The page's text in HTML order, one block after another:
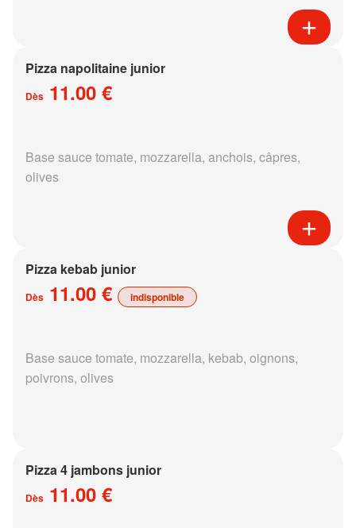
Pizza napolitaine junior
Dès 11.00 €
Base sauce tomate, mozzarella, anchois, câpres,
olives
Pizza kebab junior
Dès 11.00 € indisponible
Base sauce tomate, mozzarella, kebab, oignons,
poivrons, olives
Pizza 4 jambons junior
Dès 11.00 €